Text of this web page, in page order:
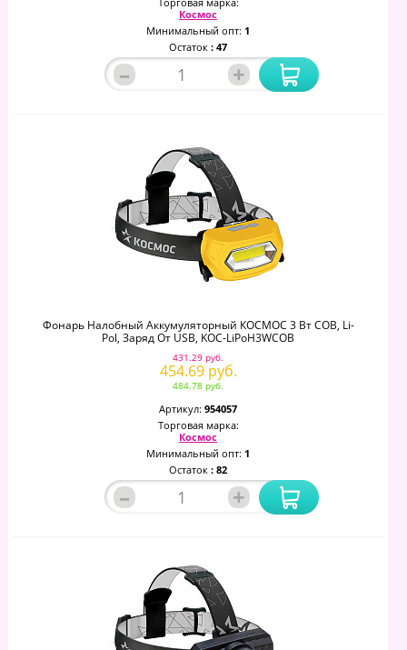
Космос
Минимальный опт: 1
Остаток : 47
– +
Фонарь Налобный Аккумуляторный КОСМОС 3 Вт СОВ, Li-
Pol, Заряд От USB, KOC-LiPoH3WCOB
431.29 руб.
454.69 руб.
484.78 руб.
Артикул: 954057
Торговая марка:
Космос
Минимальный опт: 1
Остаток : 82
– +